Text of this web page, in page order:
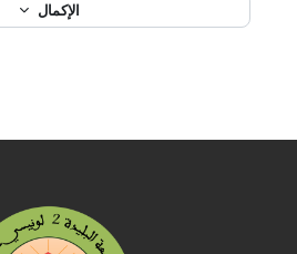
الإكمال